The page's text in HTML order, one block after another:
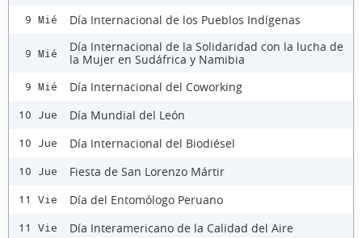
9 Mié Día Internacional de los Pueblos Indígenas
9 Mié
Día Internacional de la Solidaridad con la lucha de
la Mujer en Sudáfrica y Namibia
9 Mié Día Internacional del Coworking
10 Jue Día Mundial del León
10 Jue Día Internacional del Biodiésel
10 Jue Fiesta de San Lorenzo Mártir
11 Vie Día del Entomólogo Peruano
11 Vie Día Interamericano de la Calidad del Aire